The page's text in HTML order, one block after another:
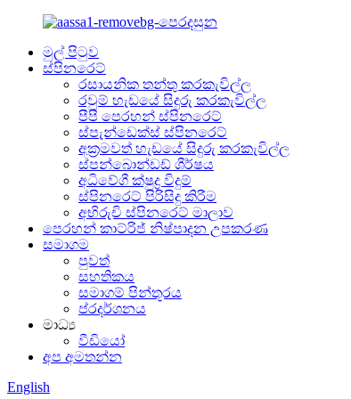
මුල් පිටුව
ස්පිනරෙට්
රසායනික තන්තු කරකැවිල්ල
රවුම් හැඩයේ සිදුරු කරකැවිල්ල
පීපී පෙරහන් ස්පිනරෙට්
ස්පැන්ඩෙක්ස් ස්පිනරෙට්
අක්‍රමවත් හැඩයේ සිදුරු කරකැවිල්ල
ස්පන්බොන්ඩඩ් ශීර්ෂය
අධිවේගී ක්ෂුද්‍ර විදුම්
ස්පිනරෙට් පිරිසිදු කිරීම
අභිරුචි ස්පිනරෙට් මාලාව
පෙරහන් කාට්රිජ් නිෂ්පාදන උපකරණ
සමාගම
පුවත්
සහතිකය
සමාගම් පින්තූරය
ප්රදර්ශනය
මාධ්‍ය
වීඩියෝ
අප අමතන්න
English